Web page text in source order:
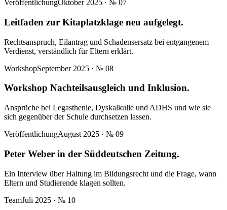
VeröffentlichungOktober 2025 · № 07
Leitfaden zur Kitaplatzklage neu aufgelegt.
Rechtsanspruch, Eilantrag und Schadensersatz bei entgangenem
Verdienst, verständlich für Eltern erklärt.
WorkshopSeptember 2025 · № 08
Workshop Nachteilsausgleich und Inklusion.
Ansprüche bei Legasthenie, Dyskalkulie und ADHS und wie sie
sich gegenüber der Schule durchsetzen lassen.
VeröffentlichungAugust 2025 · № 09
Peter Weber in der Süddeutschen Zeitung.
Ein Interview über Haltung im Bildungsrecht und die Frage, wann
Eltern und Studierende klagen sollten.
TeamJuli 2025 · № 10